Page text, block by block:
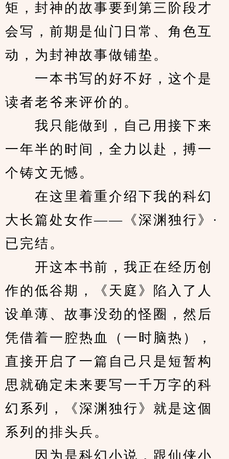
矩，封神的故事要到第三阶段才
会写，前期是仙门日常、角色互
动，为封神故事做铺垫。
一本书写的好不好，这个是
读者老爷来评价的。
我只能做到，自己用接下来
一年半的时间，全力以赴，搏一
个铸文无憾。
在这里着重介绍下我的科幻
大长篇处女作——《深渊独行》·
已完结。
开这本书前，我正在经历创
作的低谷期，《天庭》陷入了人
设单薄、故事没劲的怪圈，然后
凭借着一腔热血（一时脑热），
直接开启了一篇自己只是短暂构
思就确定未来要写一千万字的科
幻系列，《深渊独行》就是这個
系列的排头兵。
因为是科幻小说，跟仙侠小